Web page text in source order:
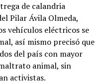
de calandria
Pilar Ávila Olmeda,
vehículos eléctricos se
así mismo precisó que
del país con mayor
animal, sin
activistas.